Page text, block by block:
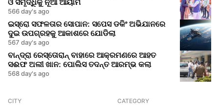
566 day's ago
ଇସ୍ରୋ ସଫଳତାର ସୋପାନ: ସପେସ ଡକିଂ ଅଭିଯାନରେ
ଦୁଇ ଉପଗ୍ରହକୁ ଆକାଶରେ ଯୋଡିଲା
567 day's ago
ବାନ୍ଦ୍ରା ରେସ୍ତୋରାନ୍ ବାହାରେ ଆକ୍ରମଣରେ ଆହତ
ସଈଫ ଅଲୀ ଖାନ: ପୋଲିସ ତଦନ୍ତ ଆରମ୍ଭ କଲା
568 day's ago
CITY CATEGORY